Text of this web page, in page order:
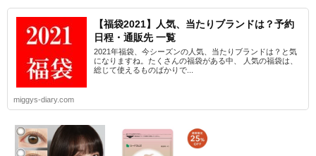
【福袋2021】人気、当たりブランドは？予約
日程・通販先 一覧
2021年福袋、今シーズンの人気、当たりブランドは？と気
になりますね。たくさんの福袋がある中、 人気の福袋は、
総じて使えるものばかりで...
miggys-diary.com